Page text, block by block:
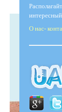
О нас-